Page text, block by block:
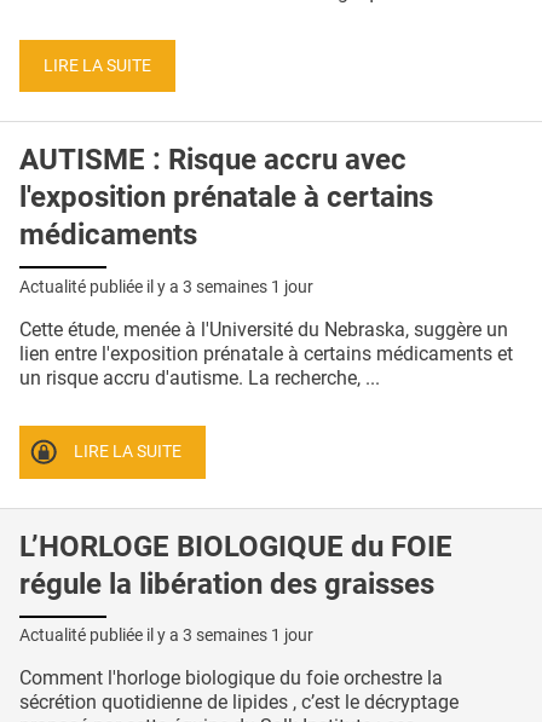
LIRE LA SUITE
AUTISME : Risque accru avec
l'exposition prénatale à certains
médicaments
Actualité publiée il y a 3 semaines 1 jour
Cette étude, menée à l'Université du Nebraska, suggère un
lien entre l'exposition prénatale à certains médicaments et
un risque accru d'autisme. La recherche, ...
LIRE LA SUITE
L’HORLOGE BIOLOGIQUE du FOIE
régule la libération des graisses
Actualité publiée il y a 3 semaines 1 jour
Comment l'horloge biologique du foie orchestre la
sécrétion quotidienne de lipides , c’est le décryptage